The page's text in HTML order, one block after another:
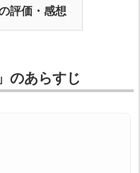
評価・感想
のあらすじ